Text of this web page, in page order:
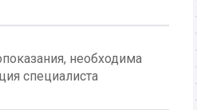
необходима
специалиста